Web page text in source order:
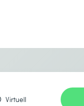
Virtuell